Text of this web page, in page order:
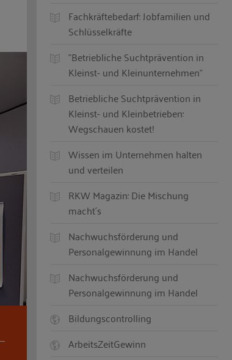
Fachkräftebedarf: Jobfamilien und
Schlüsselkräfte
"Betriebliche Suchtprävention in
Kleinst- und Kleinunternehmen"
Betriebliche Suchtprävention in
Kleinst- und Kleinbetrieben:
Wegschauen kostet!
Wissen im Unternehmen halten
und verteilen
RKW Magazin: Die Mischung
macht´s
Nachwuchsförderung und
Personalgewinnung im Handel
Nachwuchsförderung und
Personalgewinnung im Handel
Bildungscontrolling
ArbeitsZeitGewinn